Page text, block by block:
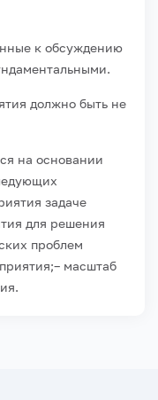
к обсуждению
должно быть не
на основании
задаче
для решения
проблем
– масштаб